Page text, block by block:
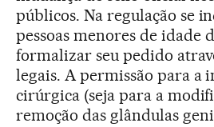
públicos. Na regulação se
pessoas menores de idade
formalizar seu pedido
legais. A permissão para a
cirúrgica (seja para a
remoção das glândulas